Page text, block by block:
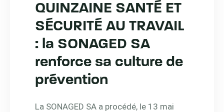
QUINZAINE SANTÉ ET
SÉCURITÉ AU TRAVAIL
: la SONAGED SA
renforce sa culture de
prévention
La SONAGED SA a procédé, le 13 mai